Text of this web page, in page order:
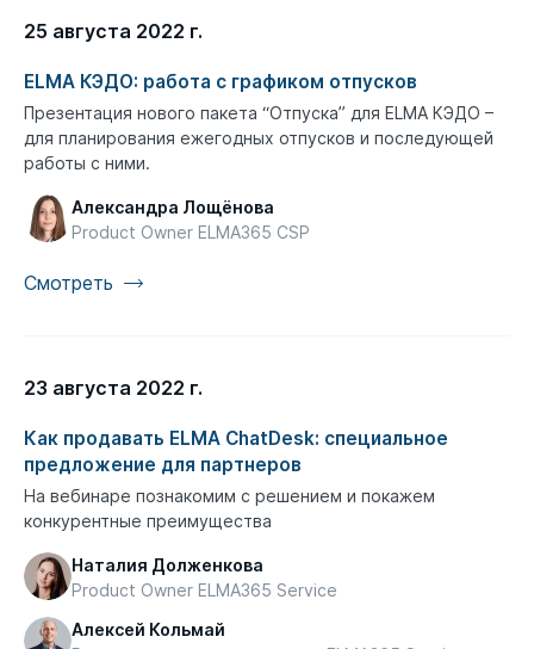
25 августа 2022 г.
ELMA КЭДО: работа с графиком отпусков
Презентация нового пакета “Отпуска” для ELMA КЭДО –
для планирования ежегодных отпусков и последующей
работы с ними.
Александра Лощёнова
Product Owner ELMA365 CSP
Смотреть
23 августа 2022 г.
Как продавать ELMA ChatDesk: специальное
предложение для партнеров
На вебинаре познакомим с решением и покажем
конкурентные преимущества
Наталия Долженкова
Product Owner ELMA365 Service
Алексей Кольмай